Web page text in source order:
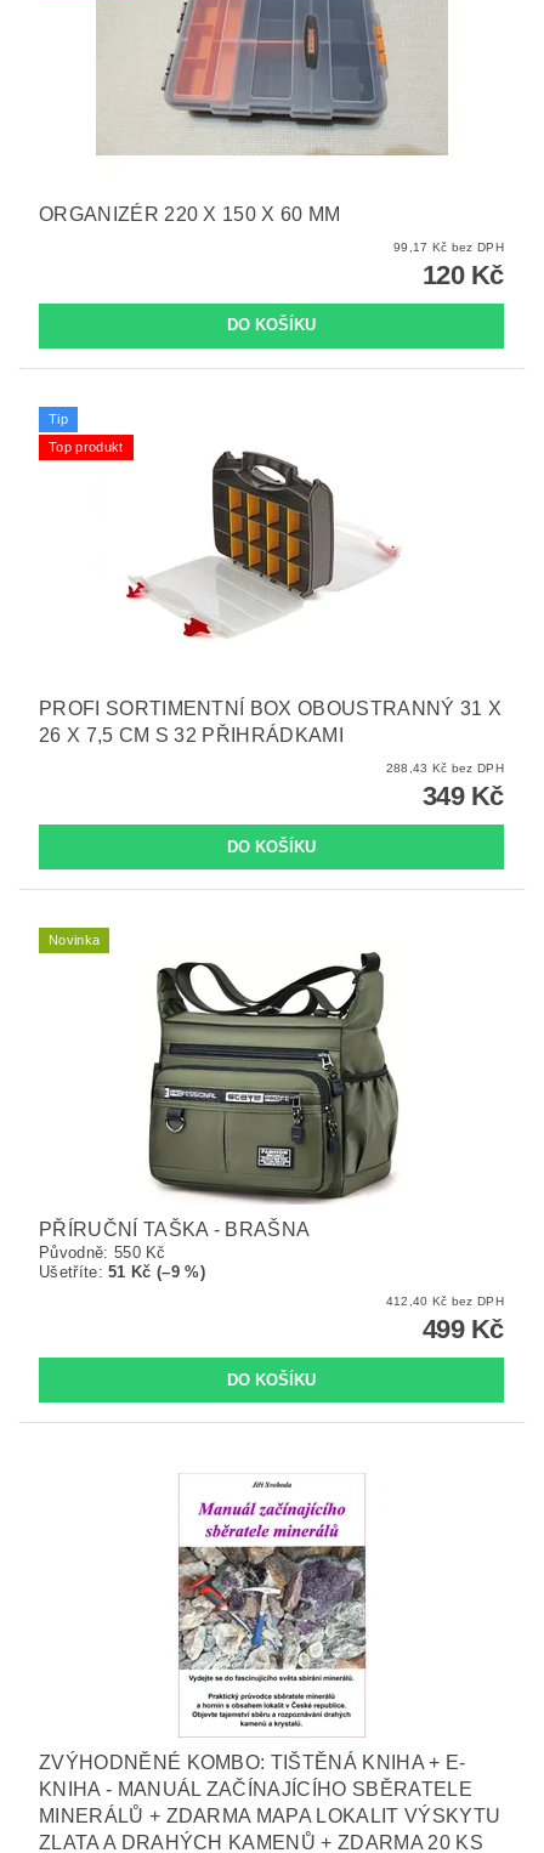
ORGANIZÉR 220 X 150 X 60 MM
99,17 Kč bez DPH
120 Kč
Tip
Top produkt
PROFI SORTIMENTNÍ BOX OBOUSTRANNÝ 31 X
26 X 7,5 CM S 32 PŘIHRÁDKAMI
288,43 Kč bez DPH
349 Kč
Novinka
PŘÍRUČNÍ TAŠKA - BRAŠNA
Původně: 550 Kč
Ušetříte:51 Kč (–9 %)
412,40 Kč bez DPH
499 Kč
ZVÝHODNĚNÉ KOMBO: TIŠTĚNÁ KNIHA + E-
KNIHA - MANUÁL ZAČÍNAJÍCÍHO SBĚRATELE
MINERÁLŮ + ZDARMA MAPA LOKALIT VÝSKYTU
ZLATA A DRAHÝCH KAMENŮ + ZDARMA 20 KS